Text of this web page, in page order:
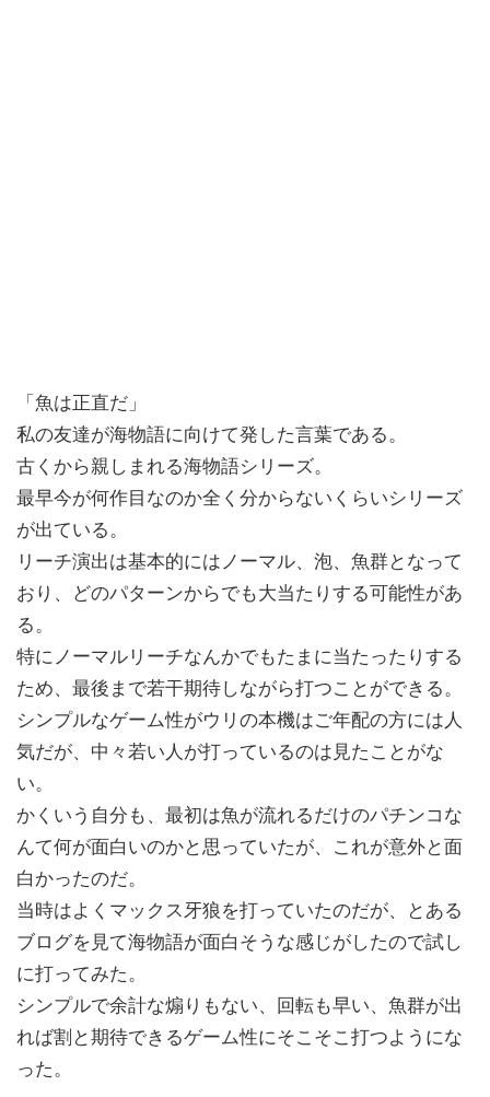
「魚は正直だ」
私の友達が海物語に向けて発した言葉である。
古くから親しまれる海物語シリーズ。
最早今が何作目なのか全く分からないくらいシリーズ
が出ている。
リーチ演出は基本的にはノーマル、泡、魚群となって
おり、どのパターンからでも大当たりする可能性があ
る。
特にノーマルリーチなんかでもたまに当たったりする
ため、最後まで若干期待しながら打つことができる。
シンプルなゲーム性がウリの本機はご年配の方には人
気だが、中々若い人が打っているのは見たことがな
い。
かくいう自分も、最初は魚が流れるだけのパチンコな
んて何が面白いのかと思っていたが、これが意外と面
白かったのだ。
当時はよくマックス牙狼を打っていたのだが、とある
ブログを見て海物語が面白そうな感じがしたので試し
に打ってみた。
シンプルで余計な煽りもない、回転も早い、魚群が出
れば割と期待できるゲーム性にそこそこ打つようにな
った。